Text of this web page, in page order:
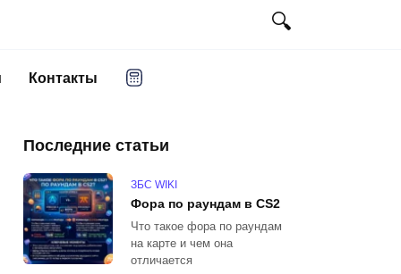
Контакты
Последние статьи
ЗБС WIKI
Фора по раундам в CS2
Что такое фора по раундам
на карте и чем она
отличается